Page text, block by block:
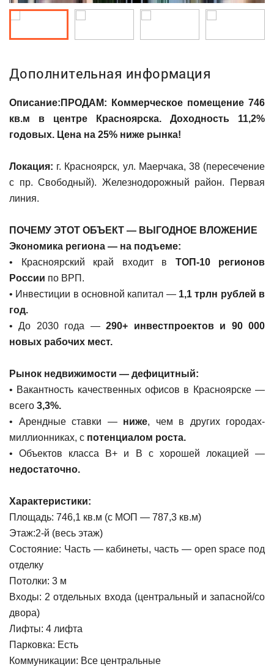
Дополнительная информация
Описание: ПРОДАМ: Коммерческое помещение 746
кв.м в центре Красноярска. Доходность 11,2%
годовых. Цена на 25% ниже рынка!
Локация: г. Красноярск, ул. Маерчака, 38 (пересечение
с пр. Свободный). Железнодорожный район. Первая
линия.
ПОЧЕМУ ЭТОТ ОБЪЕКТ — ВЫГОДНОЕ ВЛОЖЕНИЕ
Экономика региона — на подъеме:
• Красноярский край входит в ТОП-10 регионов
России по ВРП.
• Инвестиции в основной капитал — 1,1 трлн рублей в
год.
• До 2030 года —290+ инвестпроектов и 90 000
новых рабочих мест.
Рынок недвижимости — дефицитный:
• Вакантность качественных офисов в Красноярске —
всего 3,3%.
• Арендные ставки — ниже, чем в других городах-
миллионниках, с потенциалом роста.
• Объектов класса В+ и В с хорошей локацией —
недостаточно.
Характеристики:
Площадь: 746,1 кв.м (с МОП — 787,3 кв.м)
Этаж:2-й (весь этаж)
Состояние: Часть — кабинеты, часть — open space под
отделку
Потолки: 3 м
Входы: 2 отдельных входа (центральный и запасной/со
двора)
Лифты: 4 лифта
Парковка: Есть
Коммуникации: Все центральные